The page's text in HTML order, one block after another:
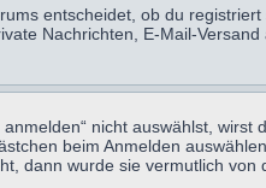
entscheidet, ob du
Nachrichten, E-Mail-
nicht auswählst,
beim Anmelden
dann wurde sie vermutlich von